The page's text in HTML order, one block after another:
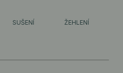
SUŠENÍ
ŽEHLENÍ